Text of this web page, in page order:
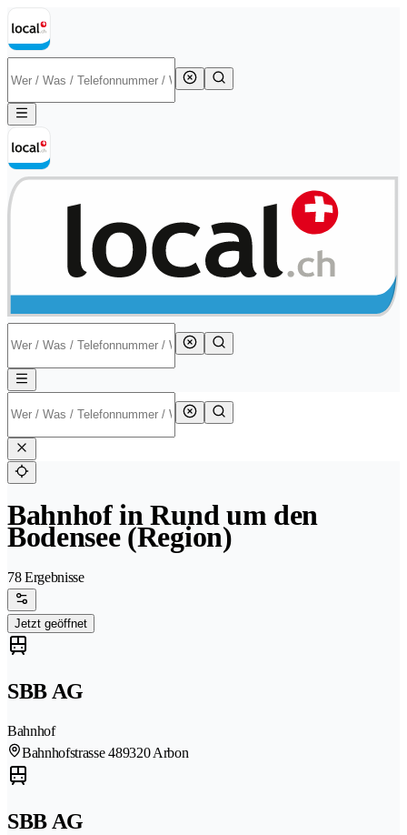
Bahnhof in Rund um den
Bodensee (Region)
78 Ergebnisse
Jetzt geöffnet
SBB AG
Bahnhof
Bahnhofstrasse 489320 Arbon
SBB AG